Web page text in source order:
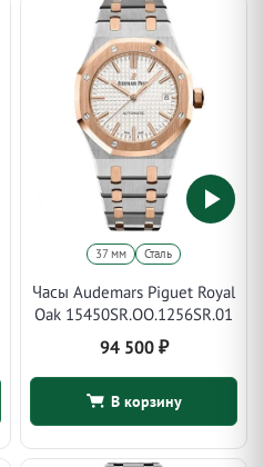
37 мм Сталь
Часы Audemars Piguet Royal
Oak 15450SR.OO.1256SR.01
94 500 ₽
В корзину